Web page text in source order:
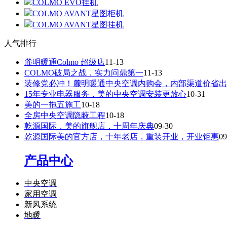
COLMO EVO挂机
COLMO AVANT星图柜机
COLMO AVANT星图挂机
人气排行
麓明暖通Colmo 超级店11-13
COLMO破局之战，实力问鼎第一11-13
装修党必冲！麓明暖通中央空调内购会，内部渠道价省
15年专业电器服务，美的中央空调安装更放心10-31
美的一拖五施工10-18
全房中央空调隐蔽工程10-18
乾源国际，美的旗舰店，十周年庆典09-30
乾源国际美的官方店，十年老店，重装开业，开业钜惠
产品中心
中央空调
家用空调
新风系统
地暖